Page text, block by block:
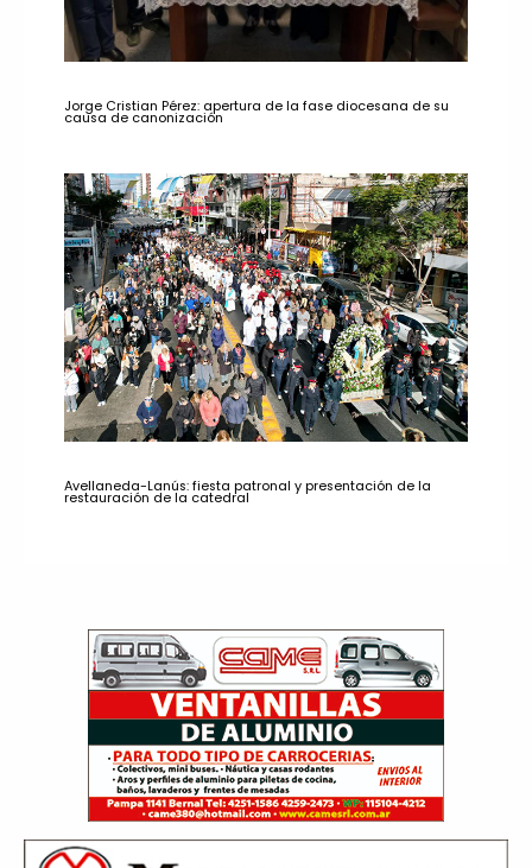
Jorge Cristian Pérez: apertura de la fase diocesana de su
causa de canonización
Avellaneda-Lanús: fiesta patronal y presentación de la
restauración de la catedral